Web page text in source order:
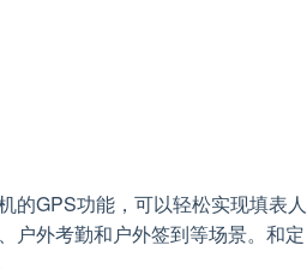
的GPS功能，可以轻松实现填表人
户外考勤和户外签到等场景。和定